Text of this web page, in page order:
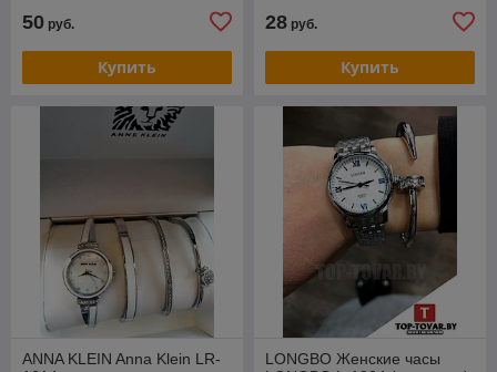
50 руб.
Купить
28 руб.
Купить
ANNA KLEIN Anna Klein LR-
LONGBO Женские часы